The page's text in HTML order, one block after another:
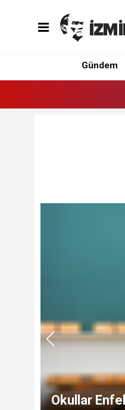
Gündem
O Branş